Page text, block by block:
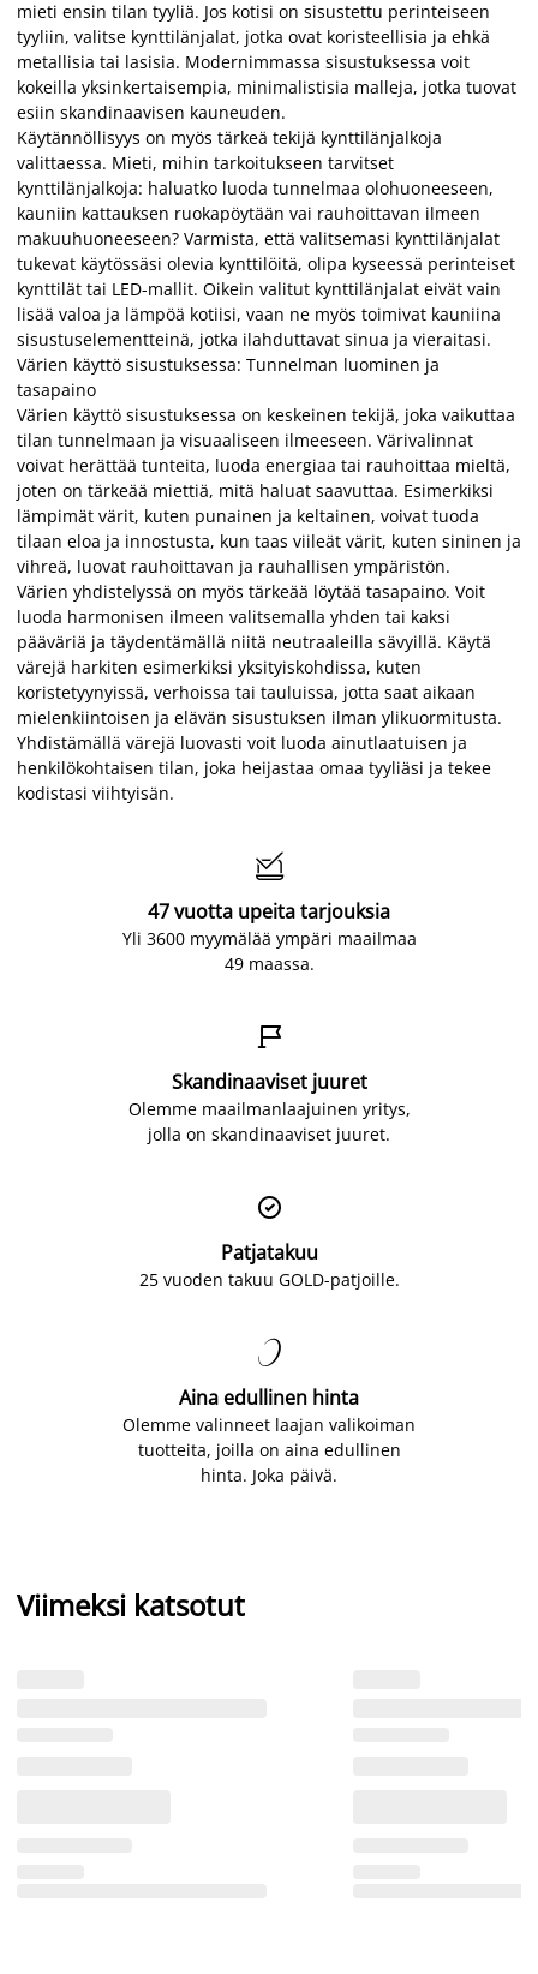
mieti ensin tilan tyyliä. Jos kotisi on sisustettu perinteiseen
tyyliin, valitse kynttilänjalat, jotka ovat koristeellisia ja ehkä
metallisia tai lasisia. Modernimmassa sisustuksessa voit
kokeilla yksinkertaisempia, minimalistisia malleja, jotka tuovat
esiin skandinaavisen kauneuden.
Käytännöllisyys on myös tärkeä tekijä kynttilänjalkoja
valittaessa. Mieti, mihin tarkoitukseen tarvitset
kynttilänjalkoja: haluatko luoda tunnelmaa olohuoneeseen,
kauniin kattauksen ruokapöytään vai rauhoittavan ilmeen
makuuhuoneeseen? Varmista, että valitsemasi kynttilänjalat
tukevat käytössäsi olevia kynttilöitä, olipa kyseessä perinteiset
kynttilät tai LED-mallit. Oikein valitut kynttilänjalat eivät vain
lisää valoa ja lämpöä kotiisi, vaan ne myös toimivat kauniina
sisustuselementteinä, jotka ilahduttavat sinua ja vieraitasi.
Värien käyttö sisustuksessa: Tunnelman luominen ja
tasapaino
Värien käyttö sisustuksessa on keskeinen tekijä, joka vaikuttaa
tilan tunnelmaan ja visuaaliseen ilmeeseen. Värivalinnat
voivat herättää tunteita, luoda energiaa tai rauhoittaa mieltä,
joten on tärkeää miettiä, mitä haluat saavuttaa. Esimerkiksi
lämpimät värit, kuten punainen ja keltainen, voivat tuoda
tilaan eloa ja innostusta, kun taas viileät värit, kuten sininen ja
vihreä, luovat rauhoittavan ja rauhallisen ympäristön.
Värien yhdistelyssä on myös tärkeää löytää tasapaino. Voit
luoda harmonisen ilmeen valitsemalla yhden tai kaksi
pääväriä ja täydentämällä niitä neutraaleilla sävyillä. Käytä
värejä harkiten esimerkiksi yksityiskohdissa, kuten
koristetyynyissä, verhoissa tai tauluissa, jotta saat aikaan
mielenkiintoisen ja elävän sisustuksen ilman ylikuormitusta.
Yhdistämällä värejä luovasti voit luoda ainutlaatuisen ja
henkilökohtaisen tilan, joka heijastaa omaa tyyliäsi ja tekee
kodistasi viihtyisän.

47 vuotta upeita tarjouksia
Yli 3600 myymälää ympäri maailmaa
49 maassa.

Skandinaaviset juuret
Olemme maailmanlaajuinen yritys,
jolla on skandinaaviset juuret.

Patjatakuu
25 vuoden takuu GOLD-patjoille.

Aina edullinen hinta
Olemme valinneet laajan valikoiman
tuotteita, joilla on aina edullinen
hinta. Joka päivä.
Viimeksi katsotut